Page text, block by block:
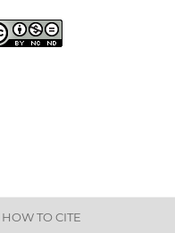
HOW TO CITE